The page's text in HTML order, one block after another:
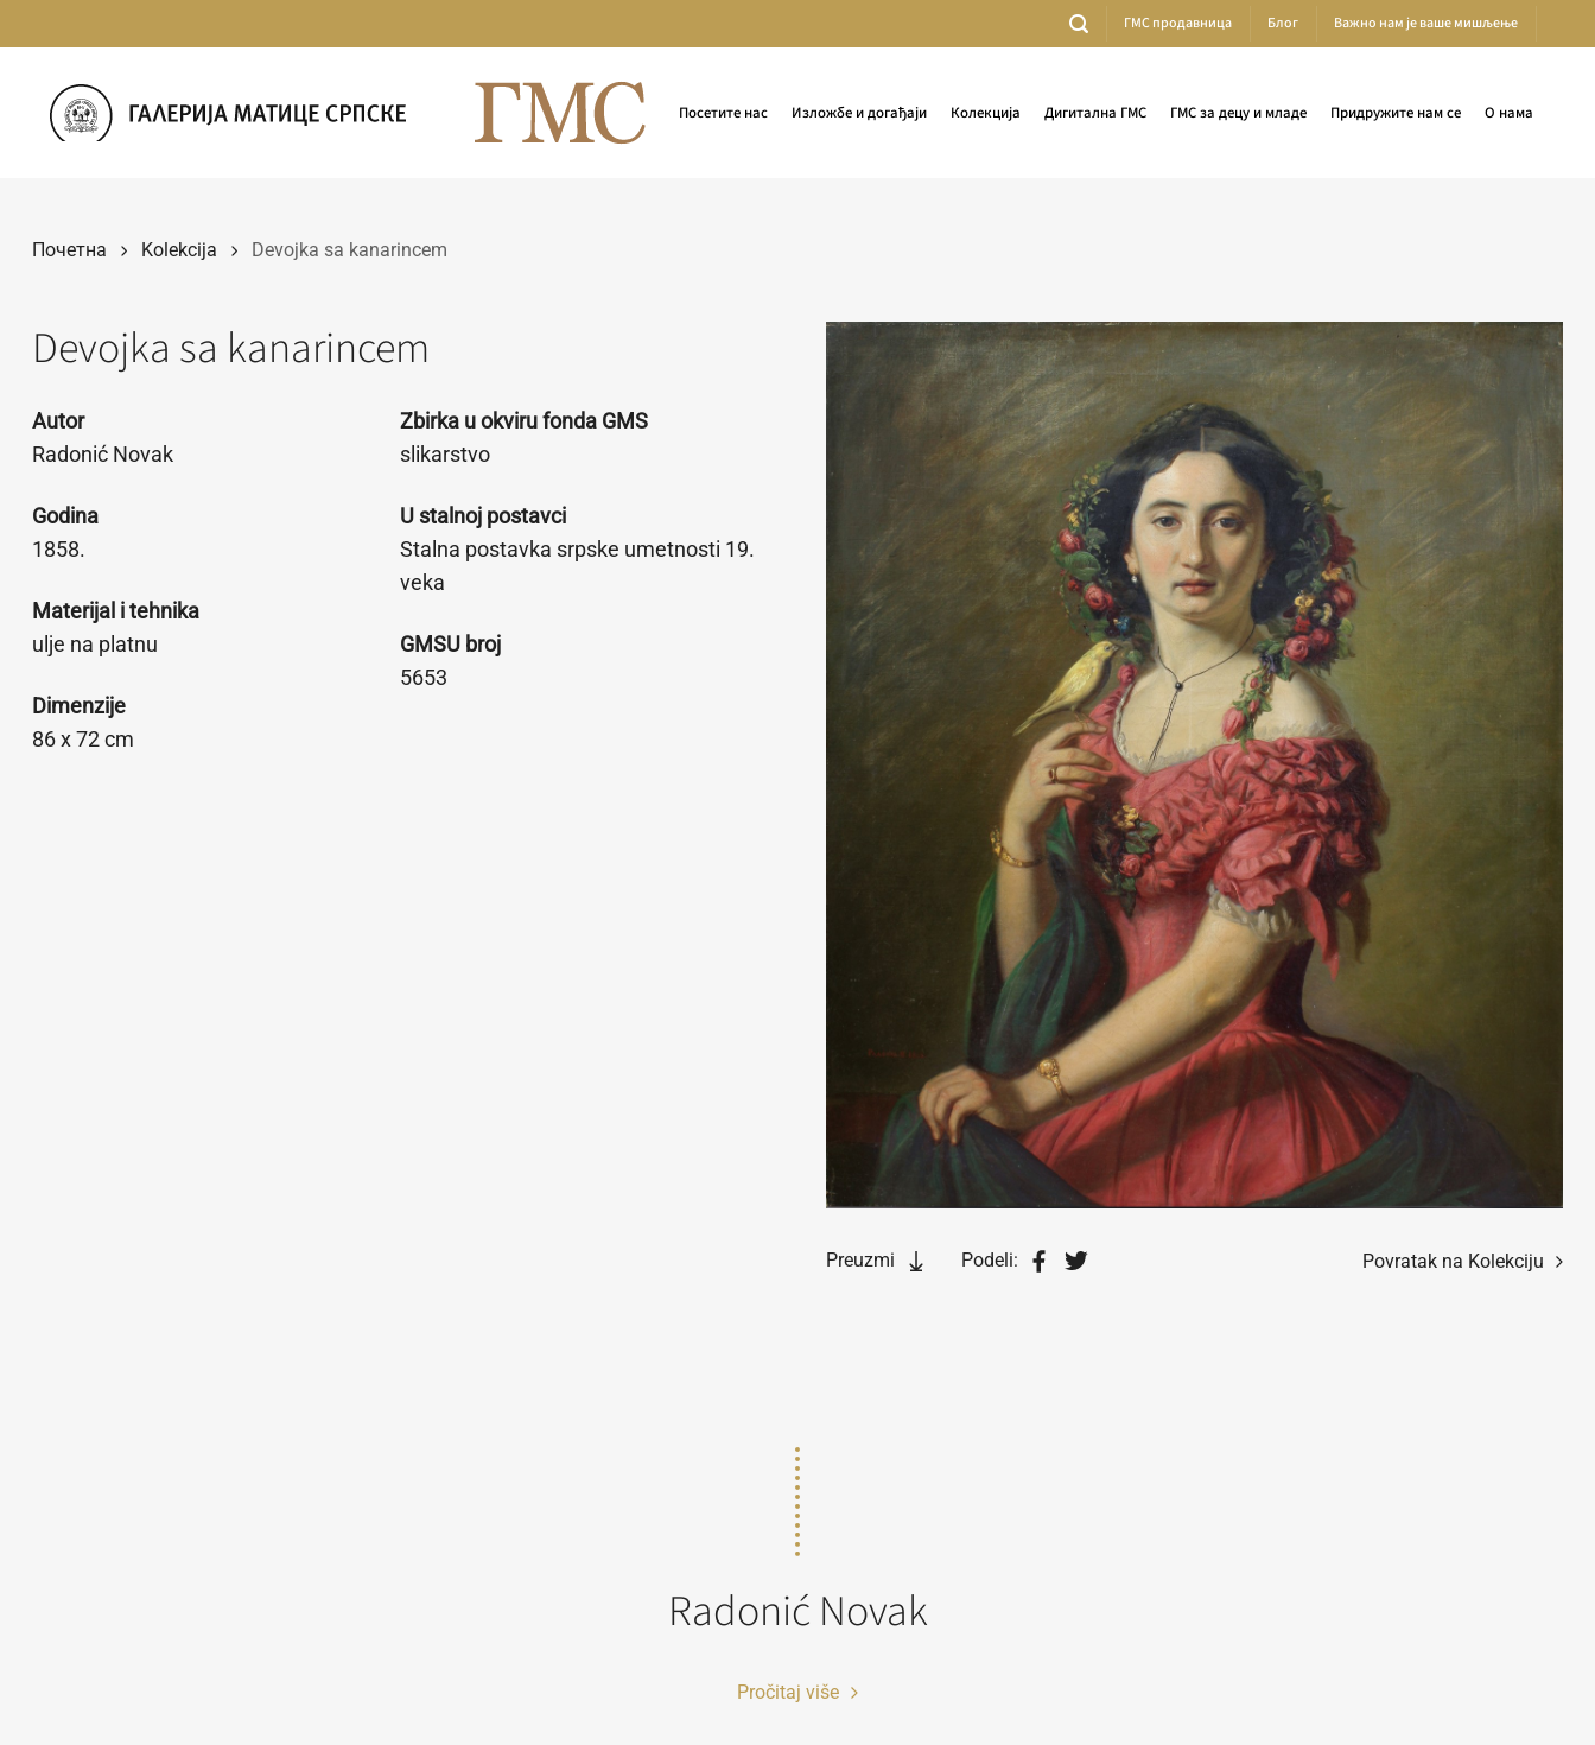
на
ГМС продавница Блог Важно нам је ваше мишљење
Посетите нас Изложбе и догађаји Колекција Дигитална ГМС ГМС за децу и младе Придружите нам се О нама
Почетна Kolekcija Devojka sa kanarincem
Devojka sa kanarincem
Autor
Radonić Novak
Godina
1858.
Materijal i tehnika
ulje na platnu
Dimenzije
86 x 72 cm
Zbirka u okviru fonda GMS
slikarstvo
U stalnoj postavci
Stalna postavka srpske umetnosti 19.
veka
GMSU broj
5653
Preuzmi Podeli: Povratak na Kolekciju
Radonić Novak
Pročitaj više